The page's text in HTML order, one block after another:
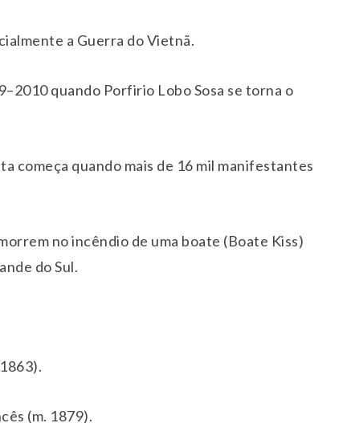
a Guerra do Vietnã.
quando Porfirio Lobo Sosa se torna o
começa quando mais de 16 mil manifestantes
no incêndio de uma boate (Boate Kiss)
do Sul.
(m. 1879).